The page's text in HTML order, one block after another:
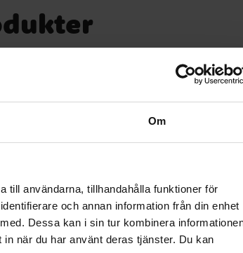
Om
till användarna, tillhandahålla funktioner för
och annan information från din enhet
Dessa kan i sin tur kombinera
när du har använt deras tjänster. Du kan